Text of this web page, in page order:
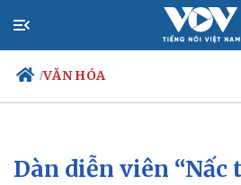
/VĂN HÓA
Chính trị
Xã
Dàn diễn viên “Nấc